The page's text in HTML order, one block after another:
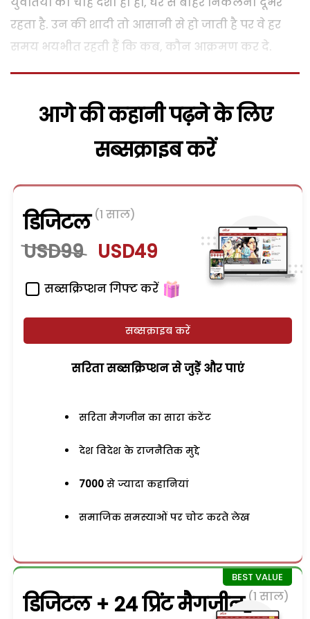
रहता है. उन की शादी तो आसानी से हो जाती है पर वे हर
समय भयभीत रहती हैं कि कब, कौन आक्रमण कर दे.
आगे की कहानी पढ़ने के लिए
सब्सक्राइब करें
डिजिटल (1 साल)
USD99 USD49
सब्सक्रिप्शन गिफ्ट करें
सब्सक्राइब करें
सरिता सब्सक्रिप्शन से जुड़ेें और पाएं
सरिता मैगजीन का सारा कंटेंट
देश विदेश के राजनैतिक मुद्दे
7000 से ज्यादा कहानियां
समाजिक समस्याओं पर चोट करते लेख
डिजिटल + 24 प्रिंट मैगजीन (1 साल)